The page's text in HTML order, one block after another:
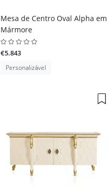
Mesa de Centro Oval Alpha em
Mármore
€5.843
Personalizável